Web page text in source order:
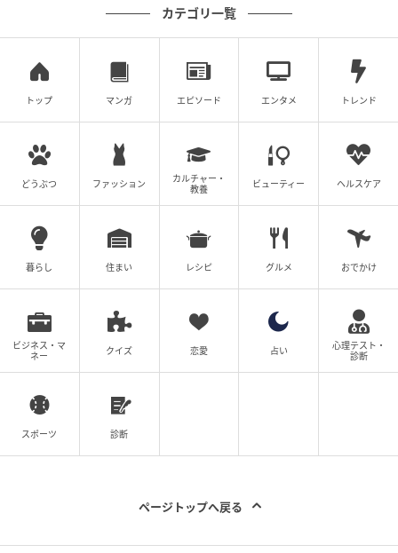
上から順番に食べていけば、最後は軽さのあるプリン
でペロリと完食できそうです。トッピングと土台の間
にはホイップクリームが重ねられているとのことで、
まろやかで優しい味わいにも癒されそう。よもぎ好き
なら、ぜひお見逃しなく。
※本文中の画像は投稿主様より掲載許諾をいただいて
います。
※こちらの記事では@sujiemon様のInstagram投稿を
ご紹介しております。
※記事内の情報は執筆時のものになります。価格変更
や、販売終了の可能性もございます。最新の商品情報
は各お店・ブランドなどにご確認くださいませ。
writer：S.Hoshino
売り切れてませんように！！（泣）【ファミ
カテゴリ一覧
トップ マンガ エピソード エンタメ トレンド
どうぶつ ファッション
カルチャー・
教養
ビューティー ヘルスケア
暮らし 住まい レシピ グルメ おでかけ
ビジネス・マ
ネー
クイズ 恋愛 占い
心理テスト・
診断
スポーツ 診断
ページトップへ戻る